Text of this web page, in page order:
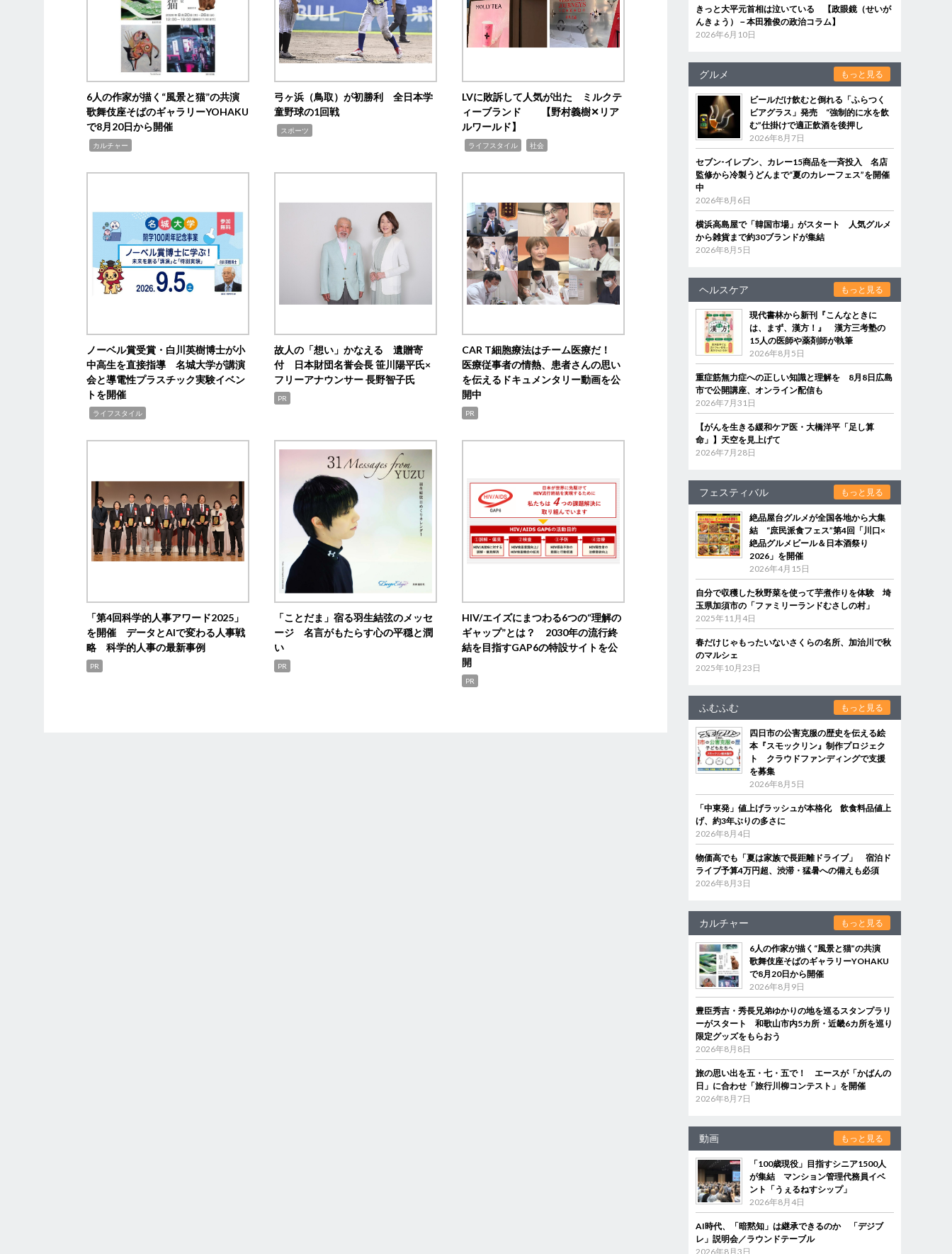
6人の作家が描く“風景と猫”の共演
歌舞伎座そばのギャラリーYOHAKU
で8月20日から開催
カルチャー
弓ヶ浜（鳥取）が初勝利 全日本学
童野球の1回戦
スポーツ
LVに敗訴して人気が出た ミルクテ
ィーブランド 【野村義樹✕リア
ルワールド】
ライフスタイル 社会
ノーベル賞受賞・白川英樹博士が小
中高生を直接指導 名城大学が講演
会と導電性プラスチック実験イベン
トを開催
ライフスタイル
故人の「想い」かなえる 遺贈寄
付 日本財団名誉会長 笹川陽平氏×
フリーアナウンサー 長野智子氏
PR
CAR T細胞療法はチーム医療だ！
医療従事者の情熱、患者さんの思い
を伝えるドキュメンタリー動画を公
開中
PR
「第4回科学的人事アワード2025」
を開催 データとAIで変わる人事戦
略 科学的人事の最新事例
PR
「ことだま」宿る羽生結弦のメッセ
ージ 名言がもたらす心の平穏と潤
い
PR
HIV/エイズにまつわる6つの“理解の
ギャップ”とは？ 2030年の流行終
結を目指すGAP6の特設サイトを公
開
PR
きっと大平元首相は泣いている 【政眼鏡（せいが
んきょう）－本田雅俊の政治コラム】
2026年6月10日
グルメ もっと見る
ビールだけ飲むと倒れる「ふらつく
ビアグラス」発売 “強制的に水を飲
む”仕掛けで適正飲酒を後押し
2026年8月7日
セブン‐イレブン、カレー15商品を一斉投入 名店
監修から冷製うどんまで“夏のカレーフェス”を開催
中
2026年8月6日
横浜高島屋で「韓国市場」がスタート 人気グルメ
から雑貨まで約30ブランドが集結
2026年8月5日
ヘルスケア もっと見る
現代書林から新刊『こんなときに
は、まず、漢方！』 漢方三考塾の
15人の医師や薬剤師が執筆
2026年8月5日
重症筋無力症への正しい知識と理解を 8月8日広島
市で公開講座、オンライン配信も
2026年7月31日
【がんを生きる緩和ケア医・大橋洋平「足し算
命」】天空を見上げて
2026年7月28日
フェスティバル もっと見る
絶品屋台グルメが全国各地から大集
結 “庶民派食フェス”第4回「川口×
絶品グルメビール＆日本酒祭り
2026」を開催
2026年4月15日
自分で収穫した秋野菜を使って芋煮作りを体験 埼
玉県加須市の「ファミリーランドむさしの村」
2025年11月4日
春だけじゃもったいないさくらの名所、加治川で秋
のマルシェ
2025年10月23日
ふむふむ もっと見る
四日市の公害克服の歴史を伝える絵
本『スモックリン』制作プロジェク
ト クラウドファンディングで支援
を募集
2026年8月5日
「中東発」値上げラッシュが本格化 飲食料品値上
げ、約3年ぶりの多さに
2026年8月4日
物価高でも「夏は家族で長距離ドライブ」 宿泊ド
ライブ予算4万円超、渋滞・猛暑への備えも必須
2026年8月3日
カルチャー もっと見る
6人の作家が描く“風景と猫”の共演
歌舞伎座そばのギャラリーYOHAKU
で8月20日から開催
2026年8月9日
豊臣秀吉・秀長兄弟ゆかりの地を巡るスタンプラリ
ーがスタート 和歌山市内5カ所・近畿6カ所を巡り
限定グッズをもらおう
2026年8月8日
旅の思い出を五・七・五で！ エースが「かばんの
日」に合わせ「旅行川柳コンテスト」を開催
2026年8月7日
動画 もっと見る
「100歳現役」目指すシニア1500人
が集結 マンション管理代務員イベ
ント「うぇるねすシップ」
2026年8月4日
AI時代、「暗黙知」は継承できるのか 「デジブ
レ」説明会／ラウンドテーブル
2026年8月3日